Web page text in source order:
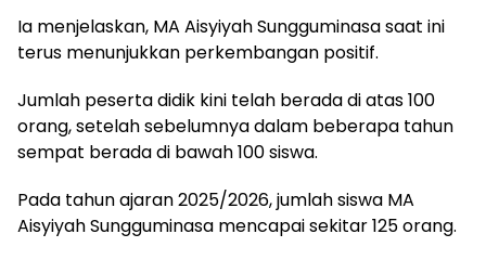
Ia menjelaskan, MA Aisyiyah Sungguminasa saat ini
terus menunjukkan perkembangan positif.
Jumlah peserta didik kini telah berada di atas 100
orang, setelah sebelumnya dalam beberapa tahun
sempat berada di bawah 100 siswa.
Pada tahun ajaran 2025/2026, jumlah siswa MA
Aisyiyah Sungguminasa mencapai sekitar 125 orang.